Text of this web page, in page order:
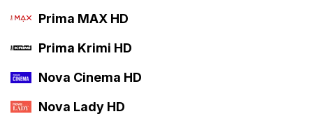
Prima MAX HD
Prima Krimi HD
Nova Cinema HD
Nova Lady HD